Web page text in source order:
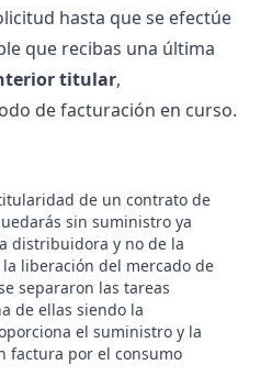
hasta que se efectúe
que recibas una última
titular,
de facturación en curso.
de un contrato de
sin suministro ya
distribuidora y no de la
liberación del mercado de
separaron las tareas
de ellas siendo la
el suministro y la
factura por el consumo